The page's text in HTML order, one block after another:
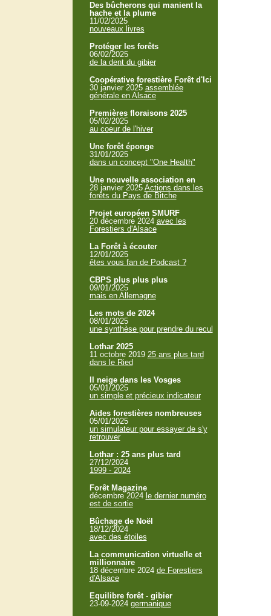
Des bûcherons qui manient la
hache et la plume
11/02/2025
nouveaux livres
Protéger les forêts
06/02/2025
de la dent du gibier
Coopérative forestière Forêt d'Ici
30 janvier 2025 assemblée
générale en Alsace
Premières floraisons 2025
05/02/2025
au coeur de l'hiver
Une forêt éponge
31/01/2025
dans un concept "One Health"
Une nouvelle association en
28 janvier 2025 Actions dans les
forêts du Pays de Bitche
Projet européen SMURF
20 décembre 2024 avec les
Forestiers d'Alsace
La Forêt à écouter
12/01/2025
êtes vous fan de Podcast ?
CBPS plus plus plus
09/01/2025
mais en Allemagne
Les mots de 2024
08/01/2025
une synthèse pour prendre du recul
Lothar 2025
11 octobre 2019 25 ans plus tard
dans le Ried
Il neige dans les Vosges
05/01/2025
un simple et précieux indicateur
Aides forestières nombreuses
05/01/2025
un simulateur pour essayer de s'y
retrouver
Lothar : 25 ans plus tard
27/12/2024
1999 - 2024
Forêt Magazine
décembre 2024 le dernier numéro
est de sortie
Bûchage de Noël
18/12/2024
avec des étoiles
La communication virtuelle et
millionnaire
18 décembre 2024 de Forestiers
d'Alsace
Equilibre forêt - gibier
23-09-2024 germanique